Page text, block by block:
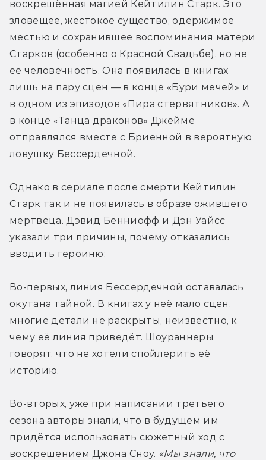
воскрешённая магией Кейтилин Старк. Это
зловещее, жестокое существо, одержимое
местью и сохранившее воспоминания матери
Старков (особенно о Красной Свадьбе), но не
её человечность. Она появилась в книгах
лишь на пару сцен — в конце «Бури мечей» и
в одном из эпизодов «Пира стервятников». А
в конце «Танца драконов» Джейме
отправлялся вместе с Бриенной в вероятную
ловушку Бессердечной.
Однако в сериале после смерти Кейтилин
Старк так и не появилась в образе ожившего
мертвеца. Дэвид Бенниофф и Дэн Уайсс
указали три причины, почему отказались
вводить героиню:
Во-первых, линия Бессердечной оставалась
окутана тайной. В книгах у неё мало сцен,
многие детали не раскрыты, неизвестно, к
чему её линия приведёт. Шоураннеры
говорят, что не хотели спойлерить её
историю.
Во-вторых, уже при написании третьего
сезона авторы знали, что в будущем им
придётся использовать сюжетный ход с
воскрешением Джона Сноу. «Мы знали, что